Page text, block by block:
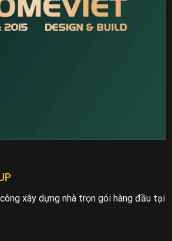
xây dựng nhà trọn gói hàng đầu tại